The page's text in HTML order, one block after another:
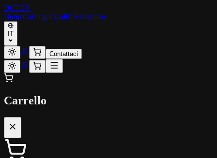
DCTBV
HomeCatalogoQualitàAssistenza
IT
Contattaci
Carrello